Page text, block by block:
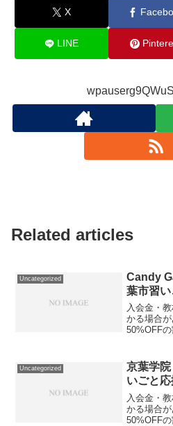
X
LINE
Related articles
Uncategorized
Candy
葉市習
入会金・
かる場合
50%OFF
01-01事業
利用...
Uncategorized
京葉学
いごと
入会金・
かる場合
50%OFFの